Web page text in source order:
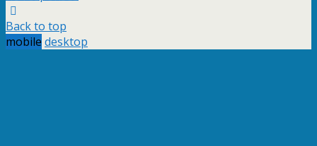
Back to top
mobile desktop